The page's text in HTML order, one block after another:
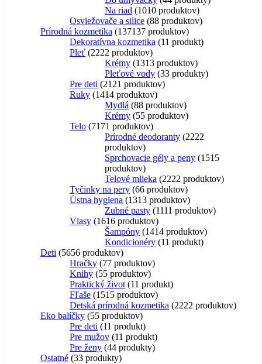
Na riad
1010 produktov
Osviežovače a silice 88 produktov
Prírodná kozmetika
137137 produktov
Dekoratívna kozmetika
11 produkt
Pleť 2222 produktov
Krémy 1313 produktov
Pleťové vody 33 produkty
Pre deti
21 21 produktov
Ruky 1414 produktov
Mydlá 88 produktov
Krémy 55 produktov
Telo 71 71 produktov
Prírodné deodoranty 2222
produktov
Sprchovacie gély a peny 1515
produktov
Telové mlieka
2222 produktov
Tyčinky na pery 66 produktov
Ústna hygiena
1313 produktov
Zubné pasty 1111 produktov
Vlasy 1616 produktov
Šampóny 1414 produktov
Kondicionéry 11 produkt
Deti
5656 produktov
Hračky 77 produktov
Knihy 55 produktov
Praktický život 11 produkt
Fľaše 1515 produktov
Detská prírodná kozmetika
2222 produktov
Eko balíčky 55 produktov
Pre deti
11 produkt
Pre mužov 11 produkt
Pre ženy 44 produkty
Ostatné 33 produkty